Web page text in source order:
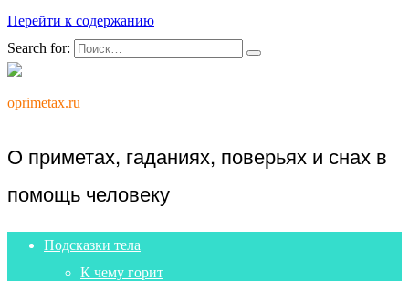
Перейти к содержанию
Search for:
oprimetax.ru
О приметах, гаданиях, поверьях и снах в
помощь человеку
Подсказки тела
К чему горит